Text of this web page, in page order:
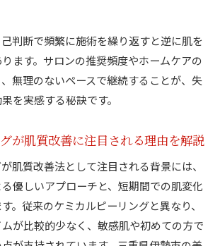
判断で頻繁に施術を繰り返すと逆に肌を
ます。サロンの推奨頻度やホームケアの
無理のないペースで継続することが、失
を実感する秘訣です。
が肌質改善に注目される理由を解説
肌質改善法として注目される背景には、
優しいアプローチと、短期間での肌変化
。従来のケミカルピーリングと異なり、
が比較的少なく、敏感肌や初めての方で